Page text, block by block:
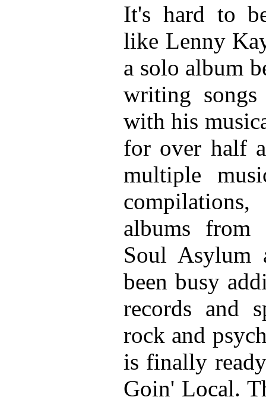
It's hard to
like Lenny
a solo album
writing
with his
for over half
multiple
albums from
Soul Asylum
been busy
records and
rock and
is finally
Goin' Local.